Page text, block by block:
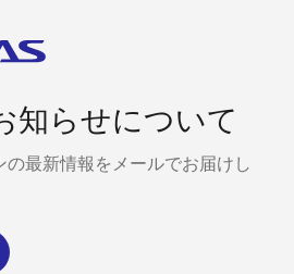
知らせについて
最新情報をメールでお届けし